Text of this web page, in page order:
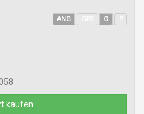
ANG G
kaufen